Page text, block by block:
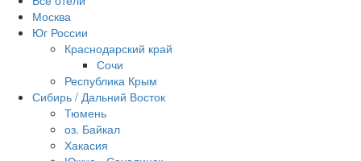
Москва
Юг России
Краснодарский край
Сочи
Республика Крым
Сибирь / Дальний Восток
Тюмень
оз. Байкал
Хакасия